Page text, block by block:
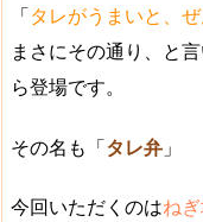
「タレがうまいと、
まさにその通り、と
ら登場です。
その名も「タレ弁 」
今回いただくのはね